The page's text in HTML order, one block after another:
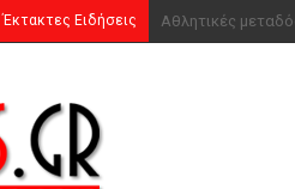
Έκτακτες Ειδήσεις